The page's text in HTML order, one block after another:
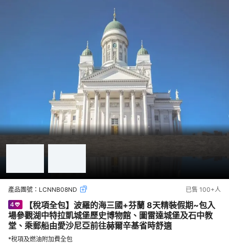
產品團號： LCNNB08ND 已售 100+人
【稅項全包】波羅的海三國+芬蘭 8天精裝假期~包入
場參觀湖中特拉凱城堡歷史博物館、圖雷達城堡及石中教
堂、乘郵船由愛沙尼亞前往赫爾辛基省時舒適
*稅項及燃油附加費全包